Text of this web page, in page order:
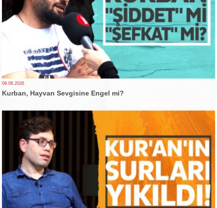
09.08.2026
Kurban, Hayvan Sevgisine Engel mi?